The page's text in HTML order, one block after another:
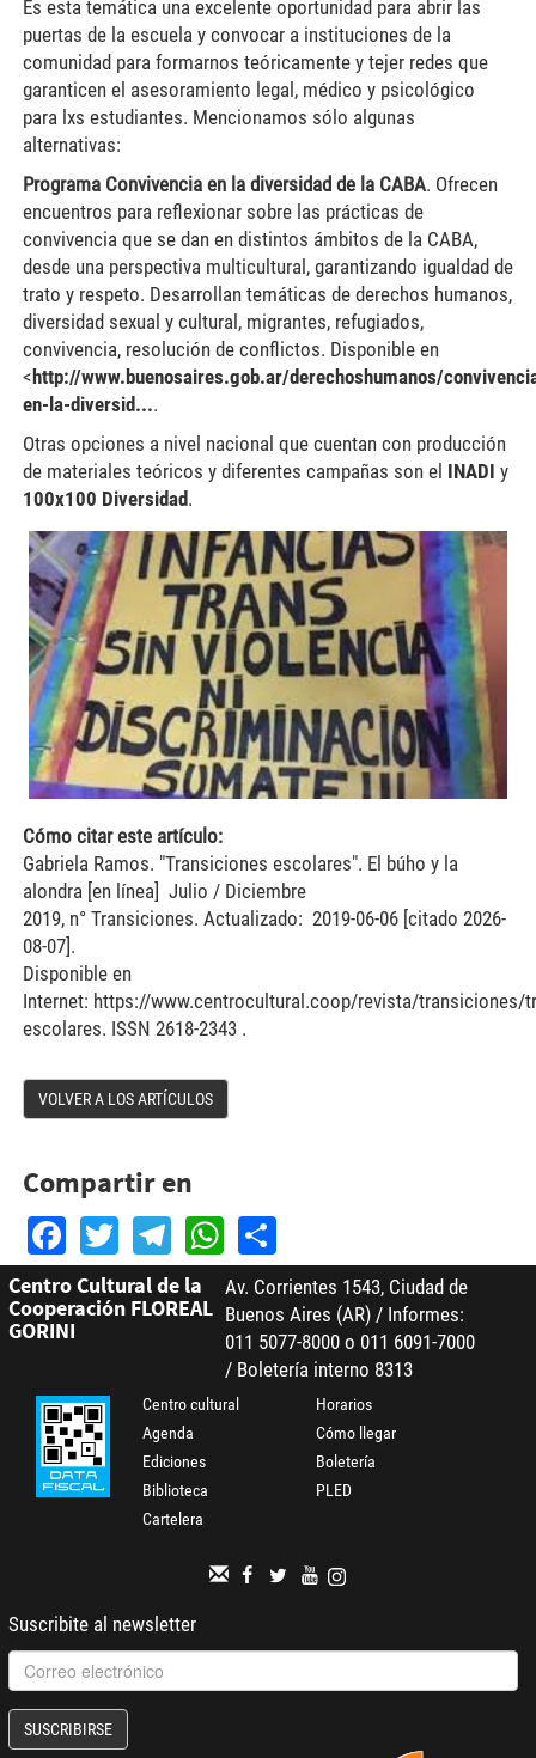
Es esta temática una excelente oportunidad para abrir las
puertas de la escuela y convocar a instituciones de la
comunidad para formarnos teóricamente y tejer redes que
garanticen el asesoramiento legal, médico y psicológico
para lxs estudiantes. Mencionamos sólo algunas
alternativas:
Programa Convivencia en la diversidad de la CABA. Ofrecen
encuentros para reflexionar sobre las prácticas de
convivencia que se dan en distintos ámbitos de la CABA,
desde una perspectiva multicultural, garantizando igualdad de
trato y respeto. Desarrollan temáticas de derechos humanos,
diversidad sexual y cultural, migrantes, refugiados,
convivencia, resolución de conflictos. Disponible en
<http://www.buenosaires.gob.ar/derechoshumanos/
en-la-diversid....
Otras opciones a nivel nacional que cuentan con producción
de materiales teóricos y diferentes campañas son el INADI y
100x100 Diversidad.
ramos4.jpg
Cómo citar este artículo:
Gabriela Ramos. "Transiciones escolares". El búho y la
alondra [en línea] Julio / Diciembre
2019, n° Transiciones. Actualizado: 2019-06-06 [citado 2026-
08-07].
Disponible en
Internet: https://www.centrocultural.coop/revista/transiciones/
escolares. ISSN 2618-2343 .
VOLVER A LOS ARTÍCULOS
Compartir en
Facebook
TwitterTelegram
WhatsApp
Share
Centro Cultural de la
Cooperación FLOREAL
GORINI
Av. Corrientes 1543, Ciudad de
Buenos Aires (AR) / Informes:
011 5077-8000 o 011 6091-7000
/ Boletería interno 8313
Centro cultural
Agenda
Ediciones
Biblioteca
Cartelera
Horarios
Cómo llegar
Boletería
PLED
Suscribite al newsletter
SUSCRIBIRSE